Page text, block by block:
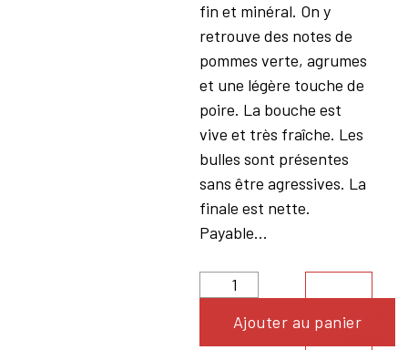
fin et minéral. On y
retrouve des notes de
pommes verte, agrumes
et une légère touche de
poire. La bouche est
vive et très fraîche. Les
bulles sont présentes
sans être agressives. La
finale est nette.
Payable...
Ajouter au panierVoir le